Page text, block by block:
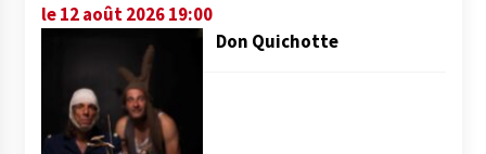
le 12 août 2026 19:00
Don Quichotte